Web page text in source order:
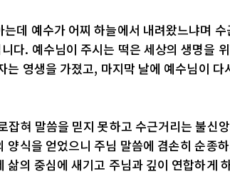
데 예수가 어찌 하늘에서 내려왔느냐며
다. 예수님이 주시는 떡은 세상의 생명을
는 영생을 가졌고, 마지막 날에 예수님이 다
잡혀 말씀을 믿지 못하고 수근거리는 불신
양식을 얻었으니 주님 말씀에 겸손히 순종
삶의 중심에 새기고 주님과 깊이 연합하게